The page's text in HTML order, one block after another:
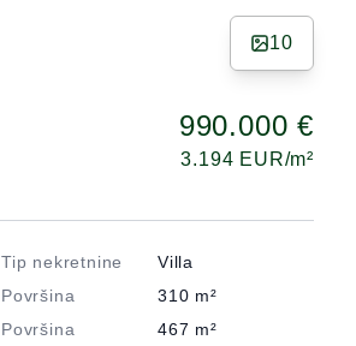
10
990.000 €
3.194 EUR/m²
Tip nekretnine
Villa
Površina
310 m²
Površina
467 m²